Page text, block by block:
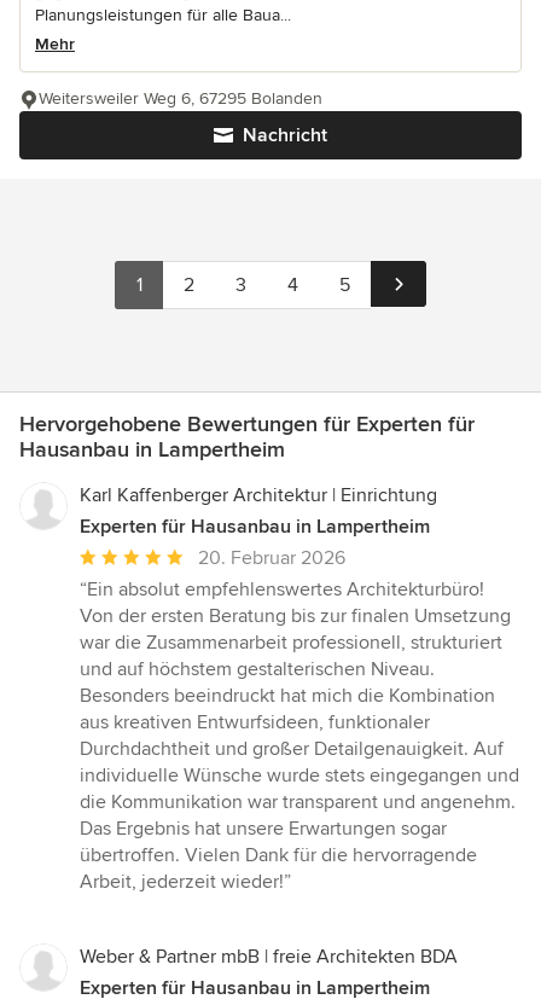
Planungsleistungen für alle Baua...
Mehr
Nachricht
Weitersweiler Weg 6, 67295 Bolanden
1 2 3 4 5
Hervorgehobene Bewertungen für Experten für
Hausanbau in Lampertheim
Karl Kaffenberger Architektur | Einrichtung
Experten für Hausanbau in Lampertheim
Durchschnittliche
Bewertung:
5
von
5
Sternen
20. Februar 2026
“Ein absolut empfehlenswertes Architekturbüro!
Von der ersten Beratung bis zur finalen Umsetzung
war die Zusammenarbeit professionell, strukturiert
und auf höchstem gestalterischen Niveau.
Besonders beeindruckt hat mich die Kombination
aus kreativen Entwurfsideen, funktionaler
Durchdachtheit und großer Detailgenauigkeit. Auf
individuelle Wünsche wurde stets eingegangen und
die Kommunikation war transparent und angenehm.
Das Ergebnis hat unsere Erwartungen sogar
übertroffen. Vielen Dank für die hervorragende
Arbeit, jederzeit wieder!”
Weber & Partner mbB | freie Architekten BDA
Experten für Hausanbau in Lampertheim